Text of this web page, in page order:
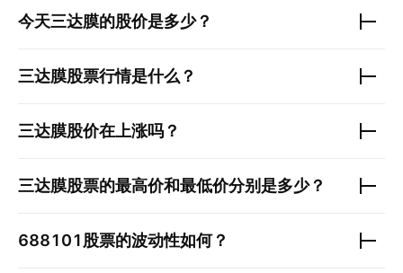
今天三达膜的股价是多少？
三达膜股票行情是什么？
三达膜股价在上涨吗？
三达膜股票的最高价和最低价分别是多少？
688101 股票的波动性如何？